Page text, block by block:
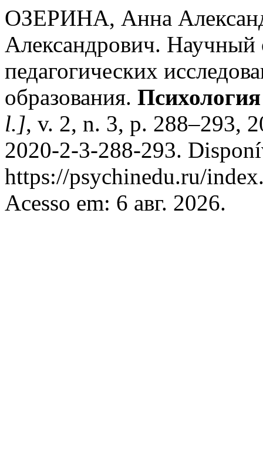
ОЗЕРИНА, Анна
Александрович. Научный
педагогических
образования.
l.], v. 2, n. 3, p. 288–293,
2020-2-3-288-293.
https://psychinedu.ru/
Acesso em: 6 авг. 2026.